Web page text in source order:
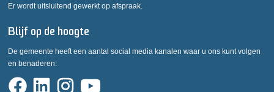
Er wordt uitsluitend gewerkt op afspraak.
Blijf op de hoogte
De gemeente heeft een aantal social media kanalen waar u ons kunt volgen
en benaderen: